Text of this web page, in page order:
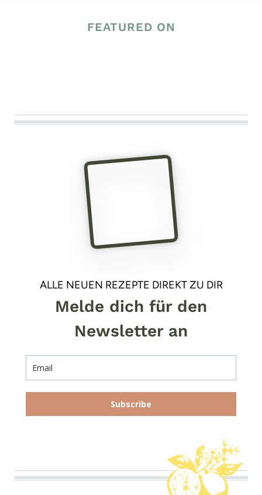
FEATURED ON
ALLE NEUEN REZEPTE DIREKT ZU DIR
Melde dich für den
Newsletter an
Subscribe